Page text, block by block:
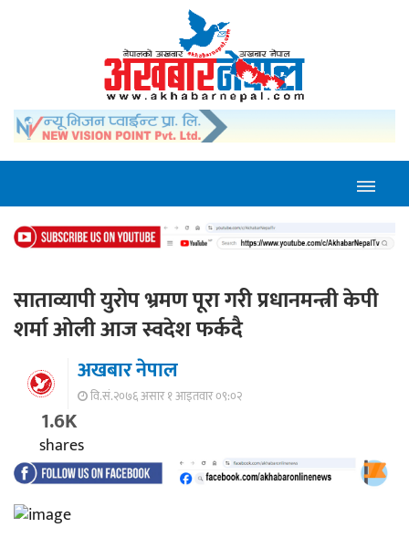
साताव्यापी युरोप भ्रमण पूरा गरी प्रधानमन्त्री केपी
शर्मा ओली आज स्वदेश फर्कदै
अखबार नेपाल
वि.सं.२०७६ असार १ आइतवार ०९:०२
1.6K
shares